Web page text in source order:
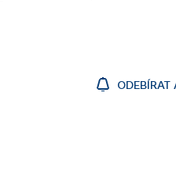
ODEBÍRAT